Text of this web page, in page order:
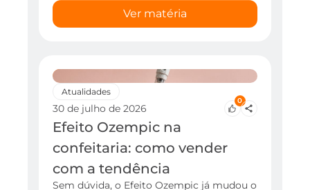
Ver matéria
Atualidades
30 de julho de 2026
0
Efeito Ozempic na
confeitaria: como vender
com a tendência
Sem dúvida, o Efeito Ozempic já mudou o